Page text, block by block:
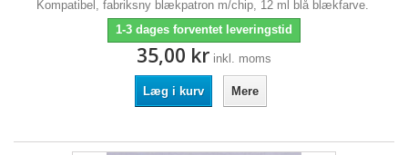
Kompatibel, fabriksny blækpatron m/chip, 12 ml blå blækfarve.
1-3 dages forventet leveringstid
35,00 kr inkl. moms
Læg i kurv Mere